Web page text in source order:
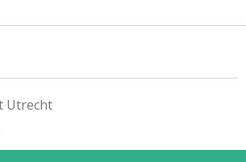
Utrecht